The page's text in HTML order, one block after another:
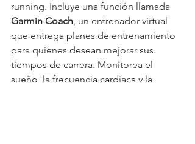
running. Incluye una función llamada
Garmin Coach , un entrenador virtual
que entrega planes de entrenamiento
para quienes desean mejorar sus
tiempos de carrera. Monitorea el
sueño, la frecuencia cardiaca y la